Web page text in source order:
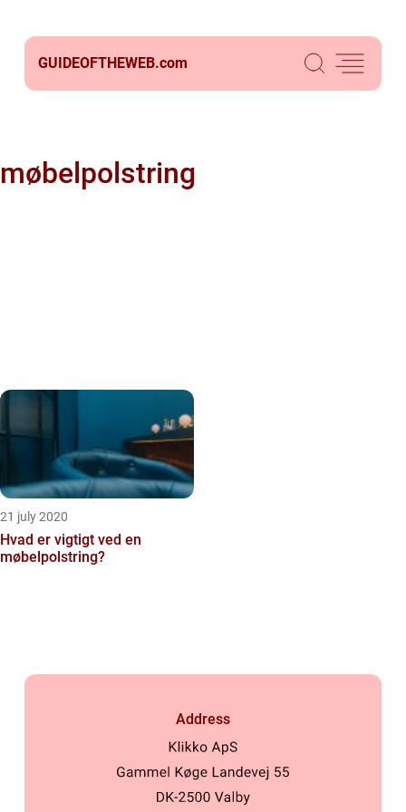
GUIDEOFTHEWEB.com
møbelpolstring
21 july 2020
Hvad er vigtigt ved en
møbelpolstring?
Address